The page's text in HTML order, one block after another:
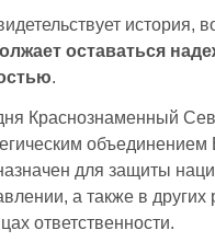
история,
оставаться
.
Краснознаменный
для защиты
а также в
ответственности.